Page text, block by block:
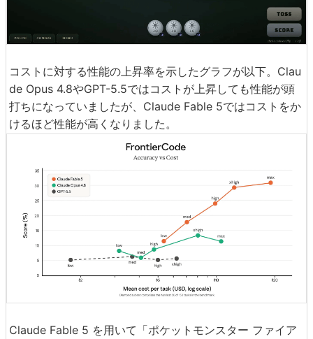
コストに対する性能の上昇率を示したグラフが以下。Clau
de Opus 4.8やGPT-5.5ではコストが上昇しても性能が頭
打ちになっていましたが、Claude Fable 5ではコストをか
けるほど性能が高くなりました。
Claude Fable 5 を用いて「ポケットモンスター ファイア